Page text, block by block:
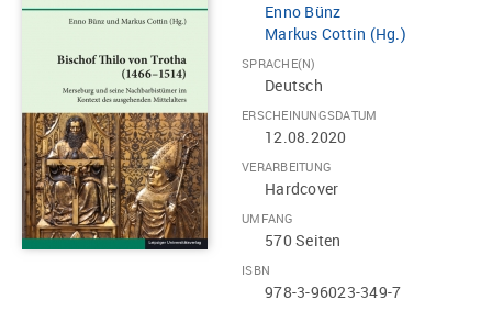
Enno Bünz
Markus Cottin (Hg.)
SPRACHE(N)
Deutsch
ERSCHEINUNGSDATUM
12.08.2020
VERARBEITUNG
Hardcover
UMFANG
570 Seiten
ISBN
978-3-96023-349-7